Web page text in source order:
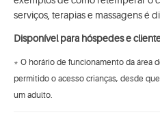
serviços, terapias e massagens é
Disponível para hóspedes e
* O horário de funcionamento da área
permitido o acesso crianças, desde
um adulto.